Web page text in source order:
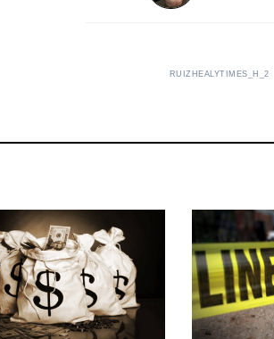
RUIZHEALYTIMES_H_2